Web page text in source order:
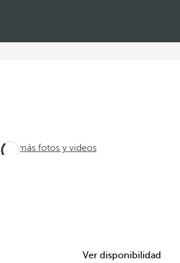
Ver más fotos y videos
Ver disponibilidad